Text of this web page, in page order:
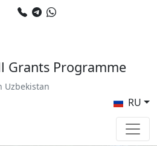
Grants Programme
Uzbekistan
RU